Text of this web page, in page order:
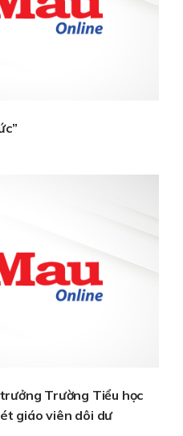
Trường Tiểu học
giáo viên dôi dư